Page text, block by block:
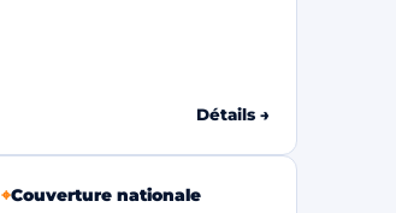
Détails →
⌖Couverture nationale